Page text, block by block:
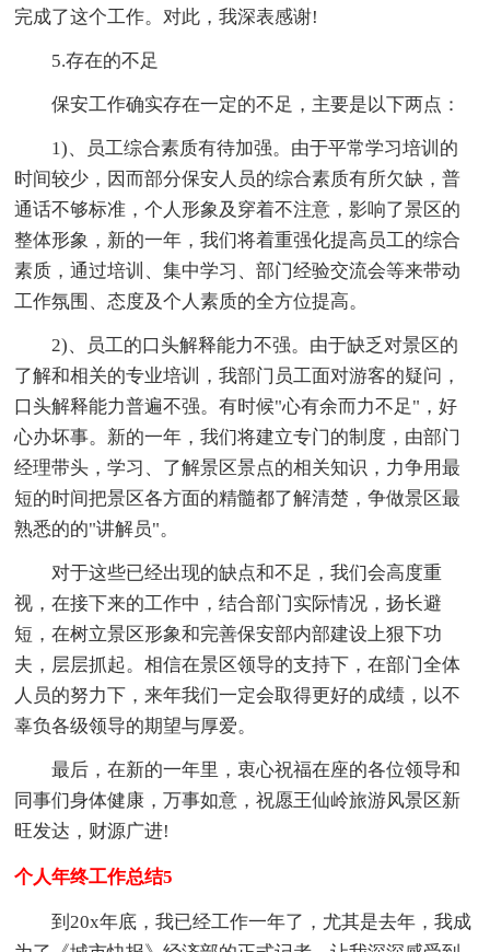
完成了这个工作。对此，我深表感谢!
5.存在的不足
保安工作确实存在一定的不足，主要是以下两点：
1)、员工综合素质有待加强。由于平常学习培训的
时间较少，因而部分保安人员的综合素质有所欠缺，普
通话不够标准，个人形象及穿着不注意，影响了景区的
整体形象，新的一年，我们将着重强化提高员工的综合
素质，通过培训、集中学习、部门经验交流会等来带动
工作氛围、态度及个人素质的全方位提高。
2)、员工的口头解释能力不强。由于缺乏对景区的
了解和相关的专业培训，我部门员工面对游客的疑问，
口头解释能力普遍不强。有时候"心有余而力不足"，好
心办坏事。新的一年，我们将建立专门的制度，由部门
经理带头，学习、了解景区景点的相关知识，力争用最
短的时间把景区各方面的精髓都了解清楚，争做景区最
熟悉的的"讲解员"。
对于这些已经出现的缺点和不足，我们会高度重
视，在接下来的工作中，结合部门实际情况，扬长避
短，在树立景区形象和完善保安部内部建设上狠下功
夫，层层抓起。相信在景区领导的支持下，在部门全体
人员的努力下，来年我们一定会取得更好的成绩，以不
辜负各级领导的期望与厚爱。
最后，在新的一年里，衷心祝福在座的各位领导和
同事们身体健康，万事如意，祝愿王仙岭旅游风景区新
旺发达，财源广进!
个人年终工作总结5
到20x年底，我已经工作一年了，尤其是去年，我成